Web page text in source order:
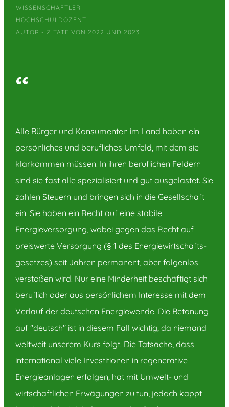
WISSENSCHAFTLER
HOCHSCHULDOZENT
AUTOR - ZITATE VON 2022 UND 2023
“
Alle Bürger und Konsumenten im Land haben ein
persönliches und berufliches Umfeld, mit dem sie
klarkommen müssen. In ihren beruflichen Feldern
sind sie fast alle spezialisiert und gut ausgelastet. Sie
zahlen Steuern und bringen sich in die Gesellschaft
ein. Sie haben ein Recht auf eine stabile
Energieversorgung, wobei gegen das Recht auf
preiswerte Versorgung (§ 1 des Energiewirtschafts-
gesetzes) seit Jahren permanent, aber folgenlos
verstoßen wird. Nur eine Minderheit beschäftigt sich
beruflich oder aus persönlichem Interesse mit dem
Verlauf der deutschen Energiewende. Die Betonung
auf "deutsch" ist in diesem Fall wichtig, da niemand
weltweit unserem Kurs folgt. Die Tatsache, dass
international viele Investitionen in regenerative
Energieanlagen erfolgen, hat mit Umwelt- und
wirtschaftlichen Erwägungen zu tun, jedoch kappt